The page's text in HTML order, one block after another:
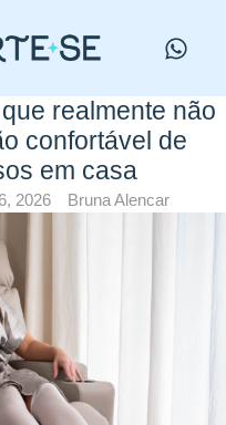
realmente não
confortável de
em casa
2026 Bruna Alencar